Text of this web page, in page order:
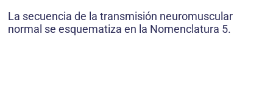
La secuencia de la transmisión neuromuscular
normal se esquematiza en la Nomenclatura 5.